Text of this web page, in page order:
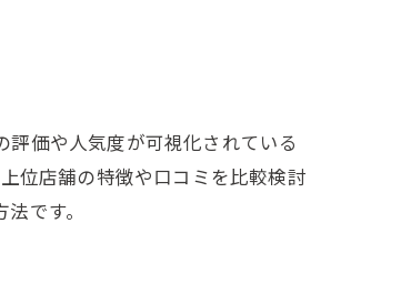
価や人気度が可視化されている
位店舗の特徴や口コミを比較検討
です。